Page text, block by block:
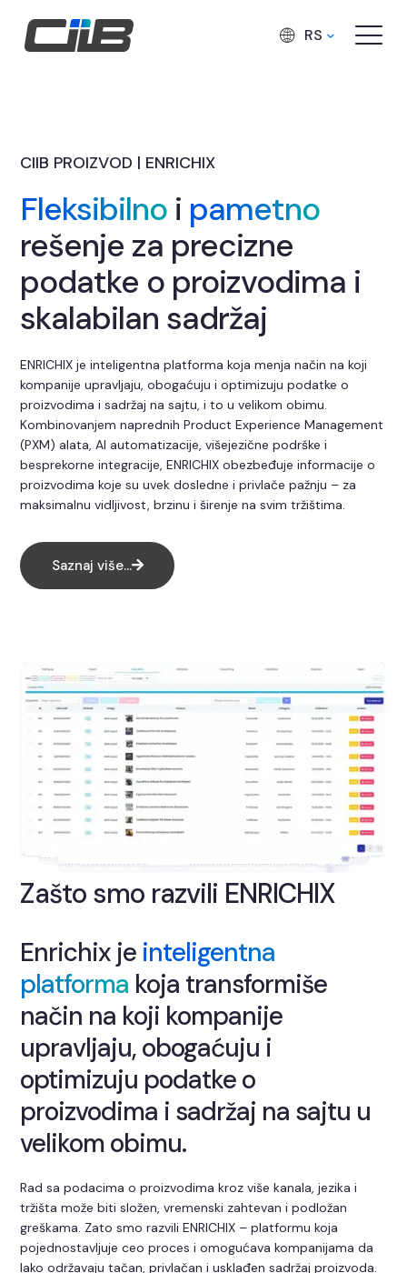
RS
CIIB PROIZVOD | ENRICHIX
Fleksibilno i pametno
rešenje za precizne
podatke o proizvodima i
skalabilan sadržaj
ENRICHIX je inteligentna platforma koja menja način na koji
kompanije upravljaju, obogaćuju i optimizuju podatke o
proizvodima i sadržaj na sajtu, i to u velikom obimu.
Kombinovanjem naprednih Product Experience Management
(PXM) alata, AI automatizacije, višejezične podrške i
besprekorne integracije, ENRICHIX obezbeđuje informacije o
proizvodima koje su uvek dosledne i privlače pažnju – za
maksimalnu vidljivost, brzinu i širenje na svim tržištima.
Saznaj više…
Zašto smo razvili ENRICHIX
Enrichix je inteligentna
platforma koja transformiše
način na koji kompanije
upravljaju, obogaćuju i
optimizuju podatke o
proizvodima i sadržaj na sajtu u
velikom obimu.
Rad sa podacima o proizvodima kroz više kanala, jezika i
tržišta može biti složen, vremenski zahtevan i podložan
greškama. Zato smo razvili ENRICHIX – platformu koja
pojednostavljuje ceo proces i omogućava kompanijama da
lako održavaju tačan, privlačan i usklađen sadržaj proizvoda.